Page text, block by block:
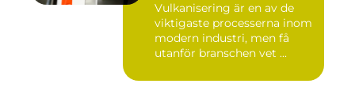
Vulkanisering är en av de
viktigaste processerna inom
modern industri, men få
utanför branschen vet ...